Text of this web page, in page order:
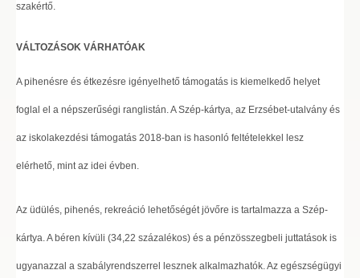
szakértő.
VÁLTOZÁSOK VÁRHATÓAK
A pihenésre és étkezésre igényelhető támogatás is kiemelkedő helyet
foglal el a népszerűségi ranglistán. A Szép-kártya, az Erzsébet-utalvány és
az iskolakezdési támogatás 2018-ban is hasonló feltételekkel lesz
elérhető, mint az idei évben.
Az üdülés, pihenés, rekreáció lehetőségét jövőre is tartalmazza a Szép-
kártya. A béren kívüli (34,22 százalékos) és a pénzösszegbeli juttatások is
ugyanazzal a szabályrendszerrel lesznek alkalmazhatók. Az egészségügyi